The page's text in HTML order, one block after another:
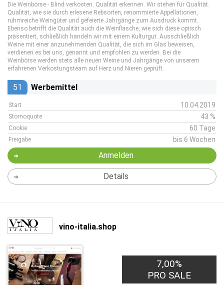
Die Weinbörse - Blind verkosten. Qualität erkennen. Wir stehen für Qualität.
Qualität, wie sie durch erlesene Rebsorten, renommierte Appellationen,
ruhmreiche Weingüter und gefeierte Jahrgänge zum Ausdruck kommt.
Ebenso betrifft die Qualität auch die Weinflasche, wie sich diese optisch
präsentiert, schließlich handeln wir mit einem Kulturgut. Ausschließlich
Weine mit einer anzunehmenden Qualität, die sich im Glas beweisen,
verdienen es bei uns, genannt und empfohlen zu werden. Bei die
Weinbörse werden stets alle neuen Weine und Jahrgänge von unserem
erfahrenen Verkostungsteam auf Herz und Nieren geprüft.
51 Werbemittel
Start 10.04.2019
Stornoquote 43 %
Cookie 60 Tage
Freigabe bis 6 Wochen
Anmelden
Details
vino-italia.shop
7,00%
PRO SALE